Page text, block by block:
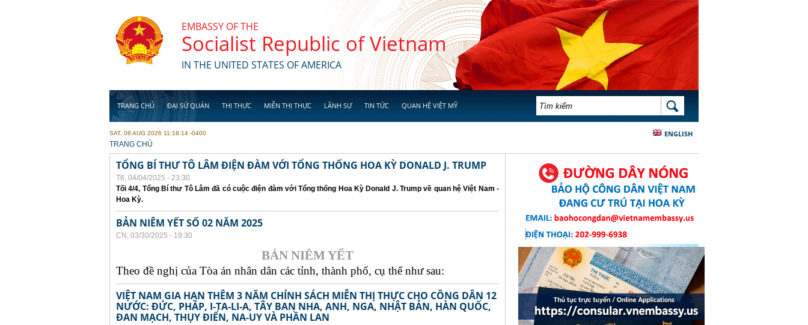
EMBASSY OF THE
Socialist Republic of Vietnam
IN THE UNITED STATES OF AMERICA
TRANG CHỦ ĐẠI SỨ QUÁN THỊ THỰC MIỄN THỊ THỰC LÃNH SỰ TIN TỨC QUAN HỆ VIỆT MỸ BIỂU MẪU TÌM KIẾM TÌM KIẾM
ENGLISH
SAT, 08 AUG 2026 11:18:14 -0400
YOU ARE HERE
TRANG CHỦ
TỔNG BÍ THƯ TÔ LÂM ĐIỆN ĐÀM VỚI TỔNG THỐNG HOA KỲ DONALD J. TRUMP
T6, 04/04/2025 - 23:30
Tối 4/4, Tổng Bí thư Tô Lâm đã có cuộc điện đàm với Tổng thống Hoa Kỳ Donald J. Trump về quan hệ Việt Nam -
Hoa Kỳ.
BẢN NIÊM YẾT SỐ 02 NĂM 2025
CN, 03/30/2025 - 19:30
BẢN NIÊM YẾT
Theo đề nghị của Tòa án nhân dân các tỉnh, thành phố, cụ thể như sau:
VIỆT NAM GIA HẠN THÊM 3 NĂM CHÍNH SÁCH MIỄN THỊ THỰC CHO CÔNG DÂN 12
NƯỚC: ĐỨC, PHÁP, I-TA-LI-A, TÂY BAN NHA, ANH, NGA, NHẬT BẢN, HÀN QUỐC,
ĐAN MẠCH, THỤY ĐIỂN, NA-UY VÀ PHẦN LAN